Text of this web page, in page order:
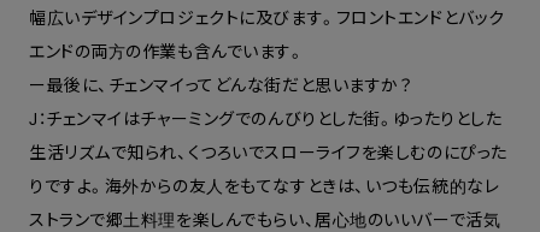
幅広いデザインプロジェクトに及びます。 フロントエンドとバック
エンドの両方の作業も含んでいます。
ー最後に、チェンマイってどんな街だと思いますか？
J：チェンマイはチャーミングでのんびりとした街。ゆったりとした
生活リズムで知られ、くつろいでスローライフを楽しむのにぴった
りですよ。海外からの友人をもてなすときは、いつも伝統的なレ
ストランで郷土料理を楽しんでもらい、居心地のいいバーで活気